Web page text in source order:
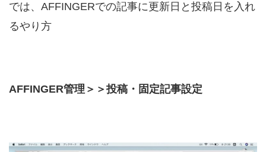
では、AFFINGERでの記事に更新日と投稿日を入れ
るやり方
AFFINGER管理＞＞投稿・固定記事設定